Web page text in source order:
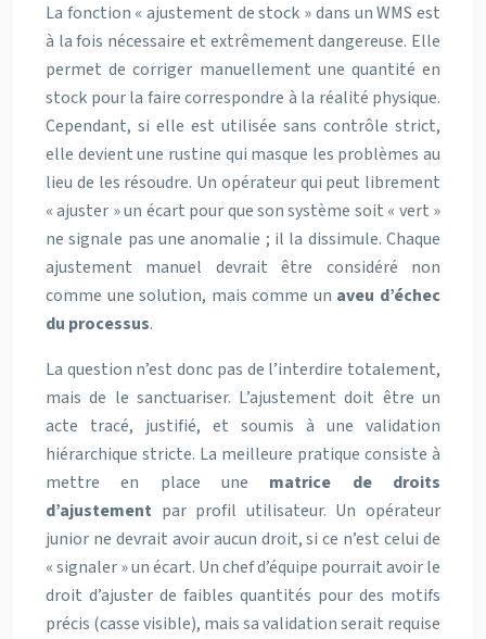
La fonction « ajustement de stock » dans un WMS est
à la fois nécessaire et extrêmement dangereuse. Elle
permet de corriger manuellement une quantité en
stock pour la faire correspondre à la réalité physique.
Cependant, si elle est utilisée sans contrôle strict,
elle devient une rustine qui masque les problèmes au
lieu de les résoudre. Un opérateur qui peut librement
« ajuster » un écart pour que son système soit « vert »
ne signale pas une anomalie ; il la dissimule. Chaque
ajustement manuel devrait être considéré non
comme une solution, mais comme un aveu d’échec
du processus.
La question n’est donc pas de l’interdire totalement,
mais de le sanctuariser. L’ajustement doit être un
acte tracé, justifié, et soumis à une validation
hiérarchique stricte. La meilleure pratique consiste à
mettre en place une matrice de droits
d’ajustement par profil utilisateur. Un opérateur
junior ne devrait avoir aucun droit, si ce n’est celui de
« signaler » un écart. Un chef d’équipe pourrait avoir le
droit d’ajuster de faibles quantités pour des motifs
précis (casse visible), mais sa validation serait requise